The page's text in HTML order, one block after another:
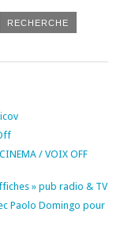
/ VOIX OFF
» pub radio & TV
Paolo Domingo pour